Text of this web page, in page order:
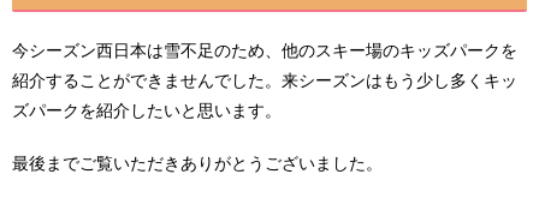
今シーズン西日本は雪不足のため、他のスキー場のキッズパークを
紹介することができませんでした。来シーズンはもう少し多くキッ
ズパークを紹介したいと思います。
最後までご覧いただきありがとうございました。